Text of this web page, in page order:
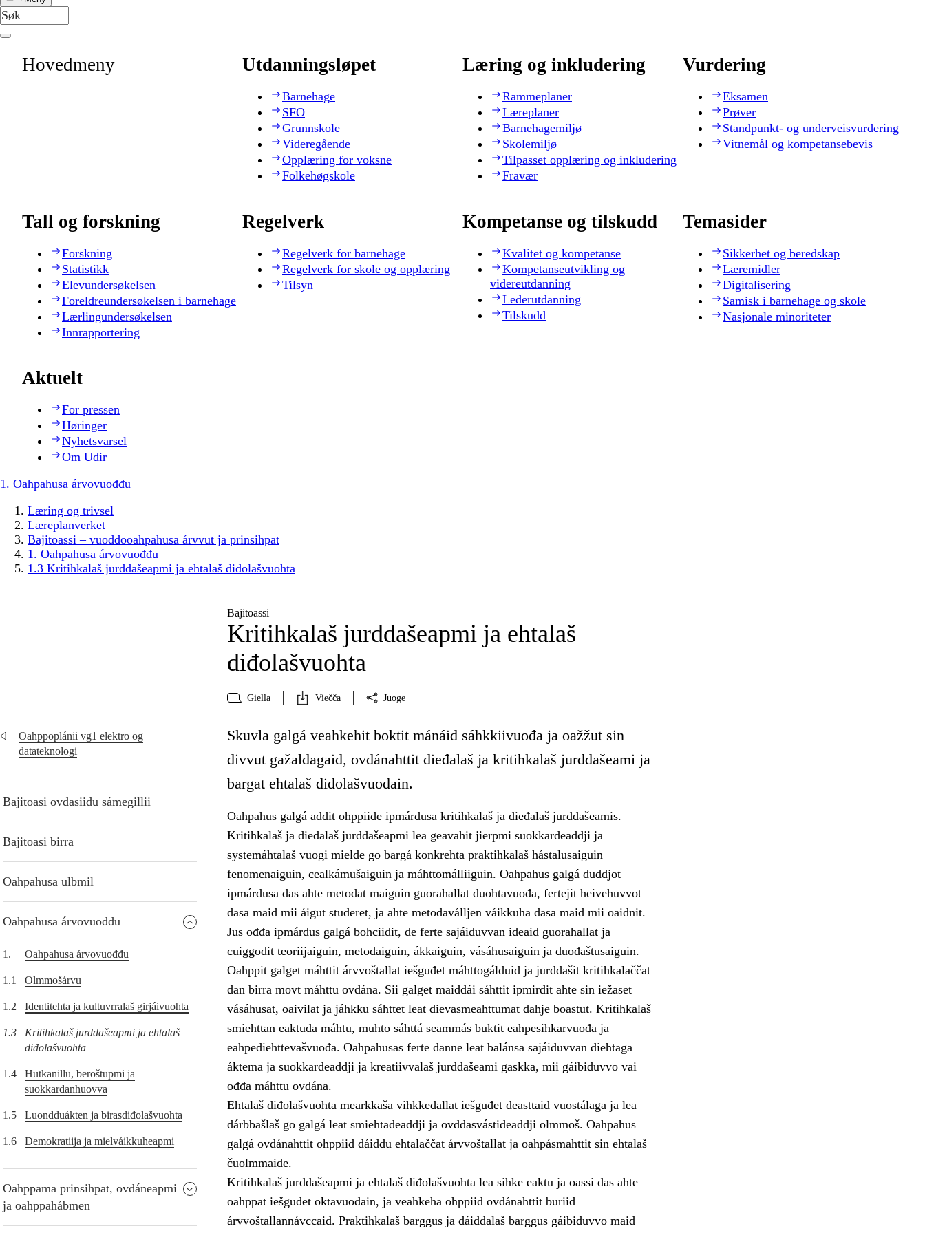
Hovedmeny Utdanningsløpet
Barnehage
SFO
Grunnskole
Videregående
Opplæring for voksne
Folkehøgskole
Læring og inkludering
Rammeplaner
Læreplaner
Barnehagemiljø
Skolemiljø
Tilpasset opplæring og inkludering
Fravær
Vurdering
Eksamen
Prøver
Standpunkt- og underveisvurdering
Vitnemål og kompetansebevis
Tall og forskning
Forskning
Statistikk
Elevundersøkelsen
Foreldreundersøkelsen i barnehage
Lærlingundersøkelsen
Innrapportering
Regelverk
Regelverk for barnehage
Regelverk for skole og opplæring
Tilsyn
Kompetanse og tilskudd
Kvalitet og kompetanse
Kompetanseutvikling og
videreutdanning
Lederutdanning
Tilskudd
Temasider
Sikkerhet og beredskap
Læremidler
Digitalisering
Samisk i barnehage og skole
Nasjonale minoriteter
Aktuelt
For pressen
Høringer
Nyhetsvarsel
Om Udir
1. Oahpahusa árvovuođđu
Læring og trivsel
Læreplanverket
Bajitoassi – vuođđooahpahusa árvvut ja prinsihpat
1. Oahpahusa árvovuođđu
1.3 Kritihkalaš jurddašeapmi ja ehtalaš diđolašvuohta
Bajitoassi
Kritihkalaš jurddašeapmi ja ehtalaš
diđolašvuohta
Giella Viečča Juoge
Oahppoplánii vg1 elektro og
datateknologi
Bajitoasi ovdasiidu sámegillii
Bajitoasi birra
Oahpahusa ulbmil
Oahpahusa árvovuođđu
1. Oahpahusa árvovuođđu
1.1 Olmmošárvu
1.2 Identitehta ja kultuvrralaš girjáivuohta
1.3
Kritihkalaš jurddašeapmi ja ehtalaš
diđolašvuohta
1.4
Hutkanillu, beroštupmi ja
suokkardanhuovva
1.5 Luondduákten ja birasdiđolašvuohta
1.6 Demokratiija ja mielváikkuheapmi
Oahppama prinsihpat, ovdáneapmi
ja oahppahábmen
Skuvla galgá veahkehit boktit mánáid sáhkkiivuođa ja oažžut sin
divvut gažaldagaid, ovdánahttit dieđalaš ja kritihkalaš jurddašeami ja
bargat ehtalaš diđolašvuođain.
Oahpahus galgá addit ohppiide ipmárdusa kritihkalaš ja dieđalaš jurddašeamis.
Kritihkalaš ja dieđalaš jurddašeapmi lea geavahit jierpmi suokkardeaddji ja
systemáhtalaš vuogi mielde go bargá konkrehta praktihkalaš hástalusaiguin
fenomenaiguin, cealkámušaiguin ja máhttomálliiguin. Oahpahus galgá duddjot
ipmárdusa das ahte metodat maiguin guorahallat duohtavuođa, fertejit heivehuvvot
dasa maid mii áigut studeret, ja ahte metodaválljen váikkuha dasa maid mii oaidnit.
Jus ođđa ipmárdus galgá bohciidit, de ferte sajáiduvvan ideaid guorahallat ja
cuiggodit teoriijaiguin, metodaiguin, ákkaiguin, vásáhusaiguin ja duođaštusaiguin.
Oahppit galget máhttit árvvoštallat iešguđet máhttogálduid ja jurddašit kritihkalaččat
dan birra movt máhttu ovdána. Sii galget maiddái sáhttit ipmirdit ahte sin iežaset
vásáhusat, oaivilat ja jáhkku sáhttet leat dievasmeahttumat dahje boastut. Kritihkalaš
smiehttan eaktuda máhtu, muhto sáhttá seammás buktit eahpesihkarvuođa ja
eahpediehttevašvuođa. Oahpahusas ferte danne leat balánsa sajáiduvvan diehtaga
áktema ja suokkardeaddji ja kreatiivvalaš jurddašeami gaskka, mii gáibiduvvo vai
ođđa máhttu ovdána.
Ehtalaš diđolašvuohta mearkkaša vihkkedallat iešguđet deasttaid vuostálaga ja lea
dárbbašlaš go galgá leat smiehtadeaddji ja ovddasvástideaddji olmmoš. Oahpahus
galgá ovdánahttit ohppiid dáiddu ehtalaččat árvvoštallat ja oahpásmahttit sin ehtalaš
čuolmmaide.
Kritihkalaš jurddašeapmi ja ehtalaš diđolašvuohta lea sihke eaktu ja oassi das ahte
oahppat iešguđet oktavuođain, ja veahkeha ohppiid ovdánahttit buriid
árvvoštallannávccaid. Praktihkalaš barggus ja dáiddalaš barggus gáibiduvvo maid